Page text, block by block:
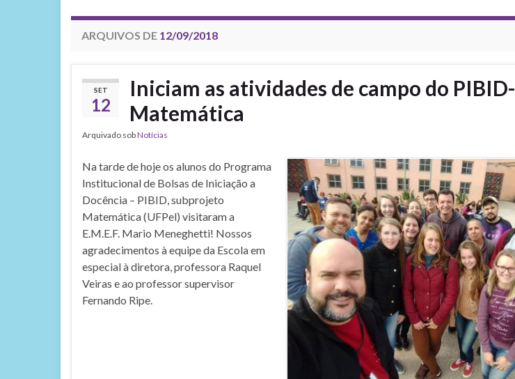
ARQUIVOS DE 12/09/2018
SET
12
Iniciam as atividades de campo do PIBID-
Matemática
Arquivado sobNotícias
Na tarde de hoje os alunos do Programa
Institucional de Bolsas de Iniciação a
Docência – PIBID, subprojeto
Matemática (UFPel) visitaram a
E.M.E.F. Mario Meneghetti! Nossos
agradecimentos à equipe da Escola em
especial à diretora, professora Raquel
Veiras e ao professor supervisor
Fernando Ripe.